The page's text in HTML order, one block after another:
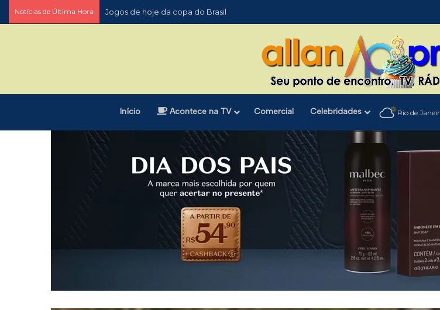
Notícias de Última Hora Jogos de hoje da copa do Brasil
Início Acontece na TV Comercial Celebridades Rio de